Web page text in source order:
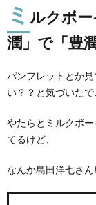
ミ ルクボ
潤」で「豊
パンフレットとか
い？？と気づいたで
やたらとミルクボ
てるけど、
なんか島田洋七さ